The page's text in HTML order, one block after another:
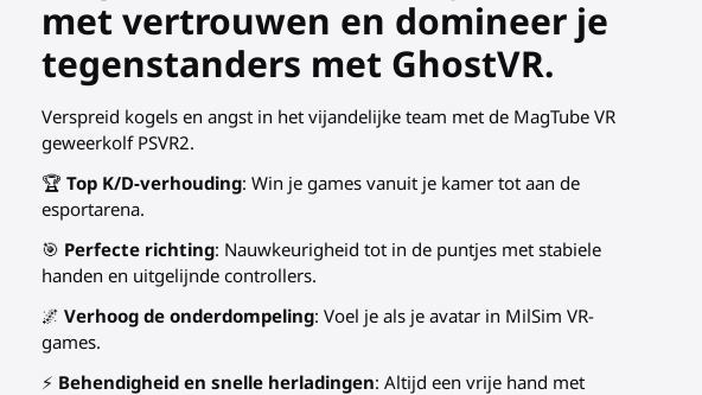
met vertrouwen en domineer je
tegenstanders met GhostVR.
Verspreid kogels en angst in het vijandelijke team met de MagTube VR
geweerkolf PSVR2.
🏆 Top K/D-verhouding: Win je games vanuit je kamer tot aan de
esportarena.
🎯 Perfecte richting: Nauwkeurigheid tot in de puntjes met stabiele
handen en uitgelijnde controllers.
🌌 Verhoog de onderdompeling: Voel je als je avatar in MilSim VR-
games.
⚡ Behendigheid en snelle herladingen: Altijd een vrije hand met